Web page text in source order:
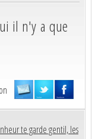
il n'y a que
te garde gentil, les